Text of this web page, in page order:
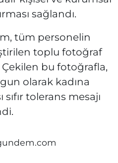
sağlandı.
tüm personelin
toplu fotoğraf
bu fotoğrafla,
olarak kadına
tolerans mesajı